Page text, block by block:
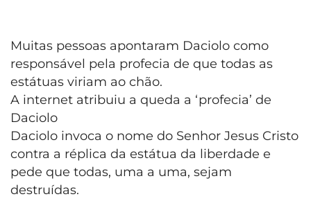
Muitas pessoas apontaram Daciolo como
responsável pela profecia de que todas as
estátuas viriam ao chão.
A internet atribuiu a queda a ‘profecia’ de
Daciolo
Daciolo invoca o nome do Senhor Jesus Cristo
contra a réplica da estátua da liberdade e
pede que todas, uma a uma, sejam
destruídas.